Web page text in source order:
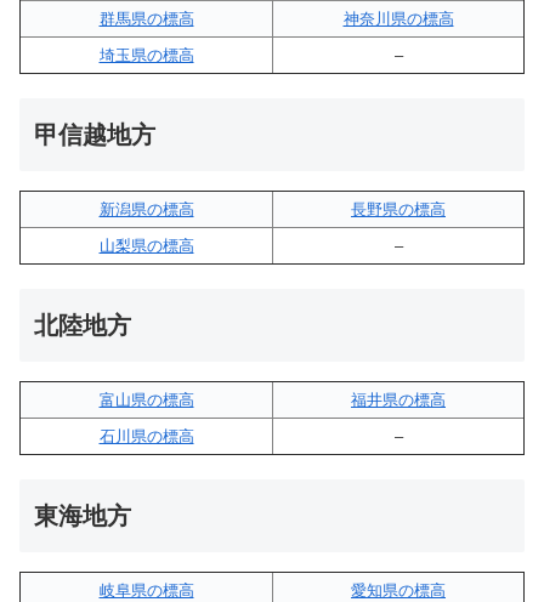
群馬県の標高
神奈川県の標高
埼玉県の標高
–
甲信越地方
新潟県の標高
長野県の標高
山梨県の標高
–
北陸地方
富山県の標高
福井県の標高
石川県の標高
–
東海地方
岐阜県の標高
愛知県の標高